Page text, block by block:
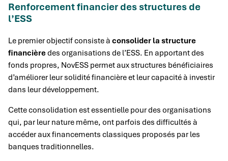
Renforcement financier des structures de
l’ESS
Le premier objectif consiste à consolider la structure
financièredes organisations de l’ESS. En apportant des
fonds propres, NovESS permet aux structures bénéficiaires
d’améliorer leur solidité financière et leur capacité à investir
dans leur développement.
Cette consolidation est essentielle pour des organisations
qui, par leur nature même, ont parfois des difficultés à
accéder aux financements classiques proposés par les
banques traditionnelles.